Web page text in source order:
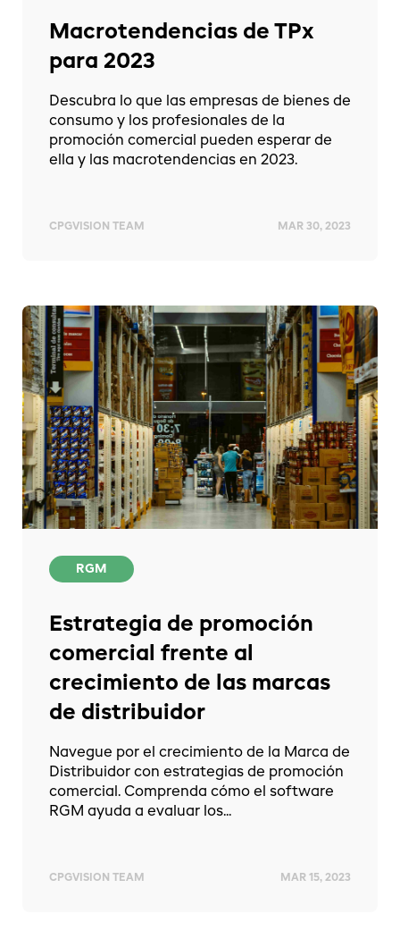
Macrotendencias de TPx
para 2023
Descubra lo que las empresas de bienes de
consumo y los profesionales de la
promoción comercial pueden esperar de
ella y las macrotendencias en 2023.
CPGVISION TEAM MAR 30, 2023
RGM
Estrategia de promoción
comercial frente al
crecimiento de las marcas
de distribuidor
Navegue por el crecimiento de la Marca de
Distribuidor con estrategias de promoción
comercial. Comprenda cómo el software
RGM ayuda a evaluar los...
CPGVISION TEAM MAR 15, 2023